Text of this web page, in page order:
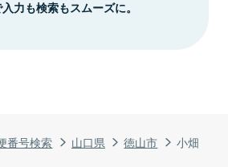
番号検索 山口県 徳山市 小畑
力も検索もスムーズに。